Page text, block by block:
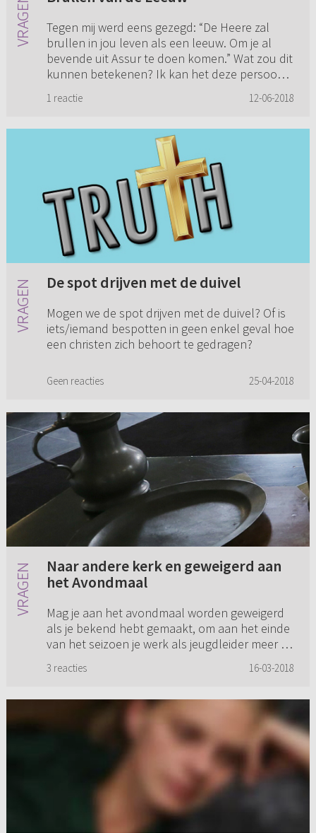
Tegen mij werd eens gezegd: “De Heere zal
brullen in jou leven als een leeuw. Om je al
bevende uit Assur te doen komen.” Wat zou dit
kunnen betekenen? Ik kan het deze persoon
1 reactie 12-06-2018
De spot drijven met de duivel
Mogen we de spot drijven met de duivel? Of is
iets/iemand bespotten in geen enkel geval hoe
een christen zich behoort te gedragen?
Geen reacties 25-04-2018
Naar andere kerk en geweigerd aan
het Avondmaal
Mag je aan het avondmaal worden geweigerd
als je bekend hebt gemaakt, om aan het einde
van het seizoen je werk als jeugdleider meer te
3 reacties 16-03-2018